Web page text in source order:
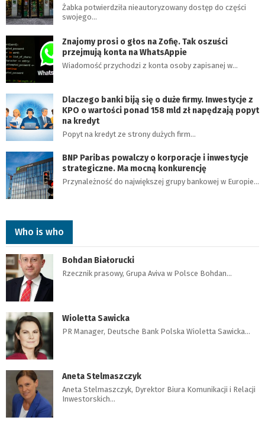
Żabka potwierdziła nieautoryzowany dostęp do części
swojego…
Znajomy prosi o głos na Zofię. Tak oszuści
przejmują konta na WhatsAppie
Wiadomość przychodzi z konta osoby zapisanej w…
Dlaczego banki biją się o duże firmy. Inwestycje z
KPO o wartości ponad 158 mld zł napędzają popyt
na kredyt
Popyt na kredyt ze strony dużych firm…
BNP Paribas powalczy o korporacje i inwestycje
strategiczne. Ma mocną konkurencję
Przynależność do największej grupy bankowej w Europie…
Who is who
Bohdan Białorucki
Rzecznik prasowy, Grupa Aviva w Polsce Bohdan…
Wioletta Sawicka
PR Manager, Deutsche Bank Polska Wioletta Sawicka…
Aneta Stelmaszczyk
Aneta Stelmaszczyk, Dyrektor Biura Komunikacji i Relacji
Inwestorskich…